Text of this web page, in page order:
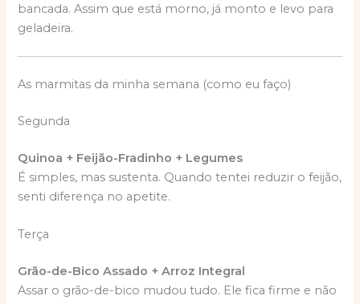
bancada. Assim que está morno, já monto e levo para
geladeira.
As marmitas da minha semana (como eu faço)
Segunda
Quinoa + Feijão-Fradinho + Legumes
É simples, mas sustenta. Quando tentei reduzir o feijão,
senti diferença no apetite.
Terça
Grão-de-Bico Assado + Arroz Integral
Assar o grão-de-bico mudou tudo. Ele fica firme e não